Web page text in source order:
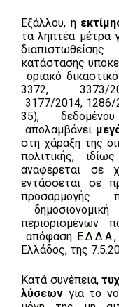
Εξάλλου, η
τα ληπτέα μέτρα
κατάστασης
οριακό
3372, 3373/
3177/2014, 1286/
35),
απολαμβάνει
στη χάραξη της
πολιτικής,
αναφέρεται σε
εντάσσεται σε
περιορισμένων
απόφαση
Ελλάδος, της
Κατά συνέπεια,
λύσεων για το